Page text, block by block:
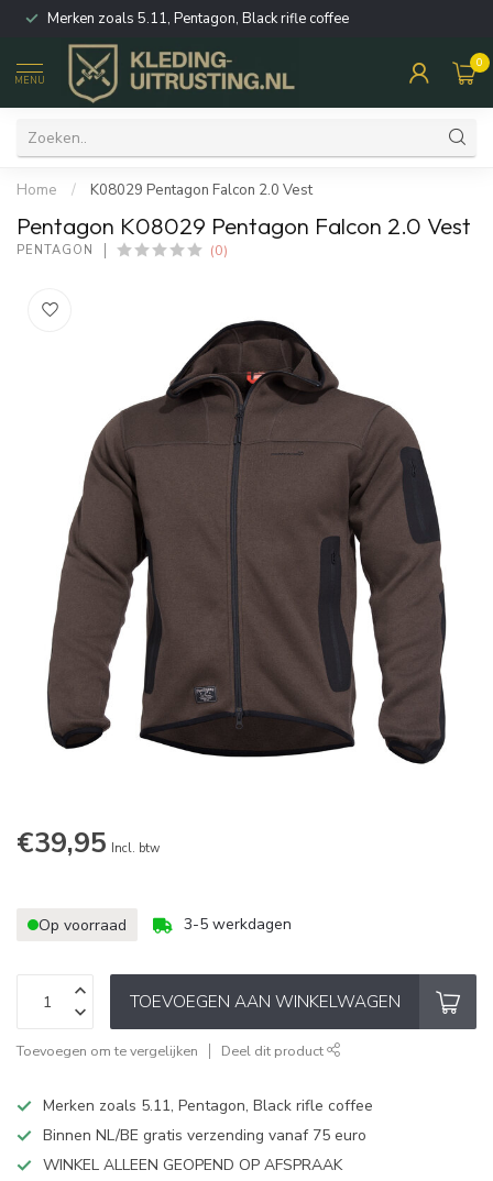
Merken zoals 5.11, Pentagon, Black rifle coffee
MENU
0
Home / K08029 Pentagon Falcon 2.0 Vest
Pentagon K08029 Pentagon Falcon 2.0 Vest
PENTAGON (0)
€39,95 Incl. btw
Op voorraad 3-5 werkdagen
TOEVOEGEN AAN WINKELWAGEN
Toevoegen om te vergelijken Deel dit product
Merken zoals 5.11, Pentagon, Black rifle coffee
Binnen NL/BE gratis verzending vanaf 75 euro
WINKEL ALLEEN GEOPEND OP AFSPRAAK